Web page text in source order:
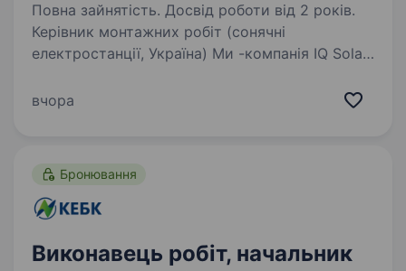
Повна зайнятість. Досвід роботи від 2 років.
Керівник монтажних робіт (сонячні
електростанції, Україна) Ми -компанія IQ Solar,
промисловихсонячних електростанцій
вчора
Бронювання
Виконавець робіт, начальник